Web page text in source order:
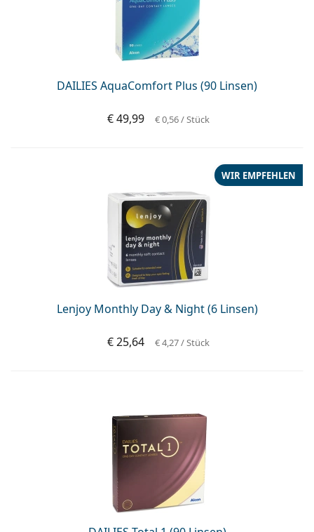
DAILIES AquaComfort Plus (90 Linsen)
€ 49,99 € 0,56/ Stück
Lenjoy Monthly Day & Night (6 Linsen)
WIR EMPFEHLEN
€ 25,64 € 4,27/ Stück